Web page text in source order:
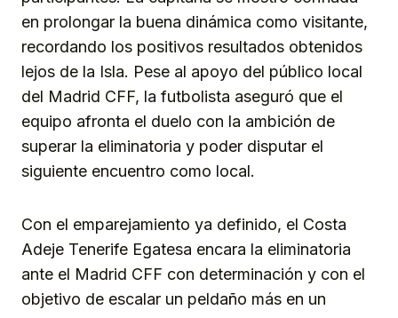
en prolongar la buena dinámica como visitante,
recordando los positivos resultados obtenidos
lejos de la Isla. Pese al apoyo del público local
del Madrid CFF, la futbolista aseguró que el
equipo afronta el duelo con la ambición de
superar la eliminatoria y poder disputar el
siguiente encuentro como local.
Con el emparejamiento ya definido, el Costa
Adeje Tenerife Egatesa encara la eliminatoria
ante el Madrid CFF con determinación y con el
objetivo de escalar un peldaño más en un